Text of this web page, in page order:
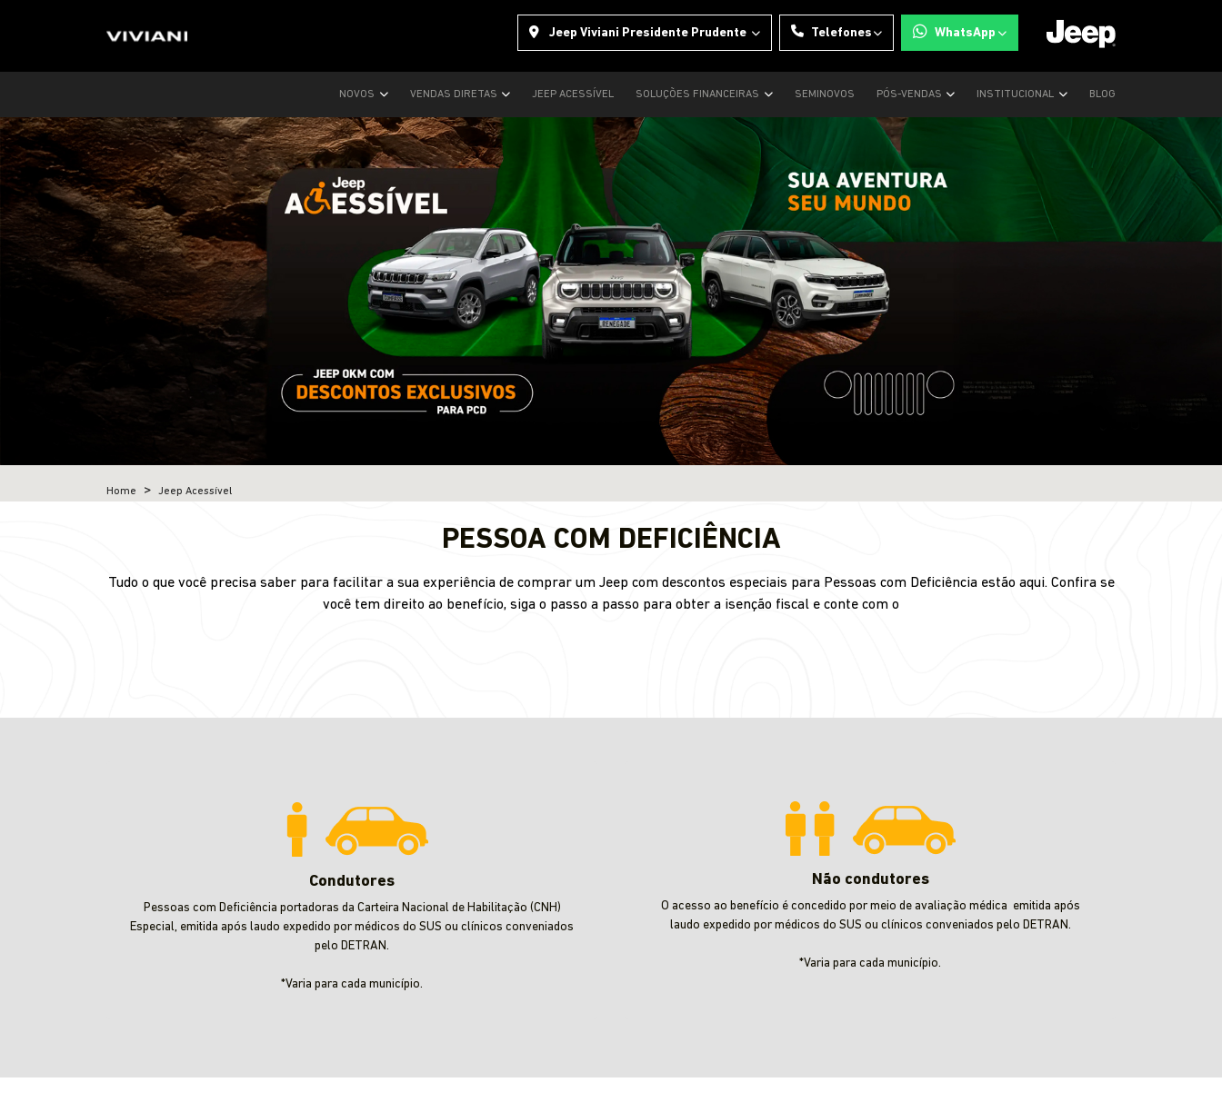
Jeep Viviani Presidente Prudente Telefones WhatsApp
NOVOS VENDAS DIRETAS JEEP ACESSÍVEL SOLUÇÕES FINANCEIRAS SEMINOVOS PÓS-VENDAS INSTITUCIONAL BLOG
Home Jeep Acessível
PESSOA COM DEFICIÊNCIA
Tudo o que você precisa saber para facilitar a sua experiência de comprar um Jeep com descontos especiais para Pessoas com Deficiência estão aqui. Confira se
você tem direito ao benefício, siga o passo a passo para obter a isenção fiscal e conte com o
Condutores
Pessoas com Deficiência portadoras da Carteira Nacional de Habilitação (CNH)
Especial, emitida após laudo expedido por médicos do SUS ou clínicos conveniados
pelo DETRAN.
*Varia para cada município.
Não condutores
O acesso ao benefício é concedido por meio de avaliação médica emitida após
laudo expedido por médicos do SUS ou clínicos conveniados pelo DETRAN.
*Varia para cada município.